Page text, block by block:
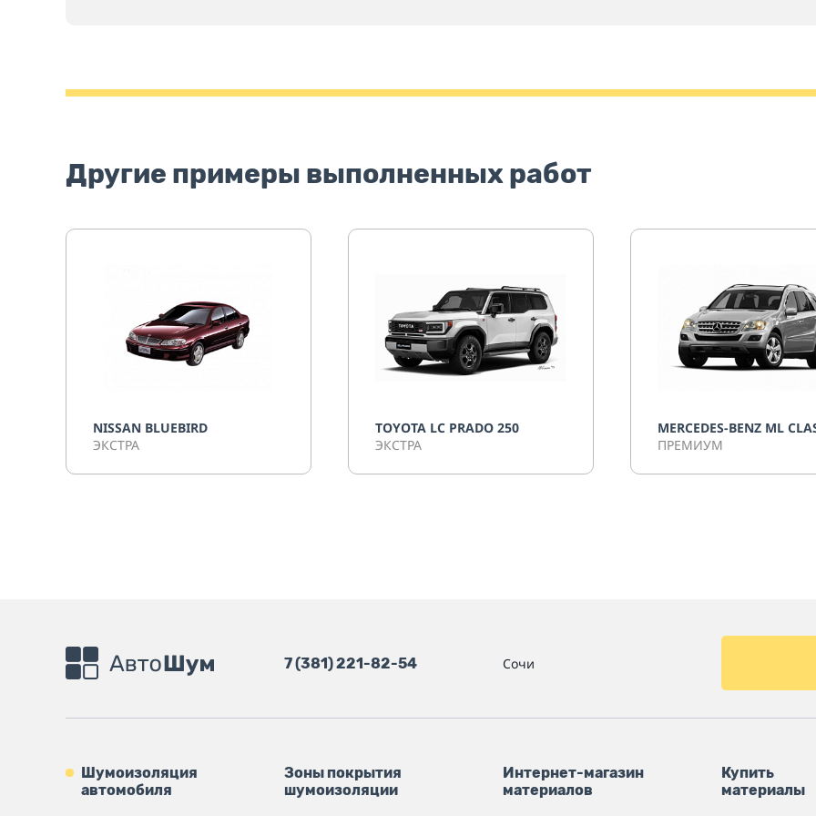
Другие примеры выполненных работ
NISSAN BLUEBIRD
ЭКСТРА
TOYOTA LC PRADO 250
ЭКСТРА
MERCEDES-BENZ ML
ПРЕМИУМ
7 (381) 221-82-54 Сочи
Шумоизоляция
автомобиля
Зоны покрытия
шумоизоляции
Интернет-магазин
материалов
Купить
материалы